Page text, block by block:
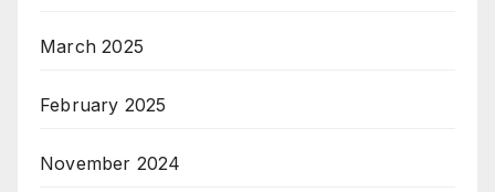
March 2025
February 2025
November 2024